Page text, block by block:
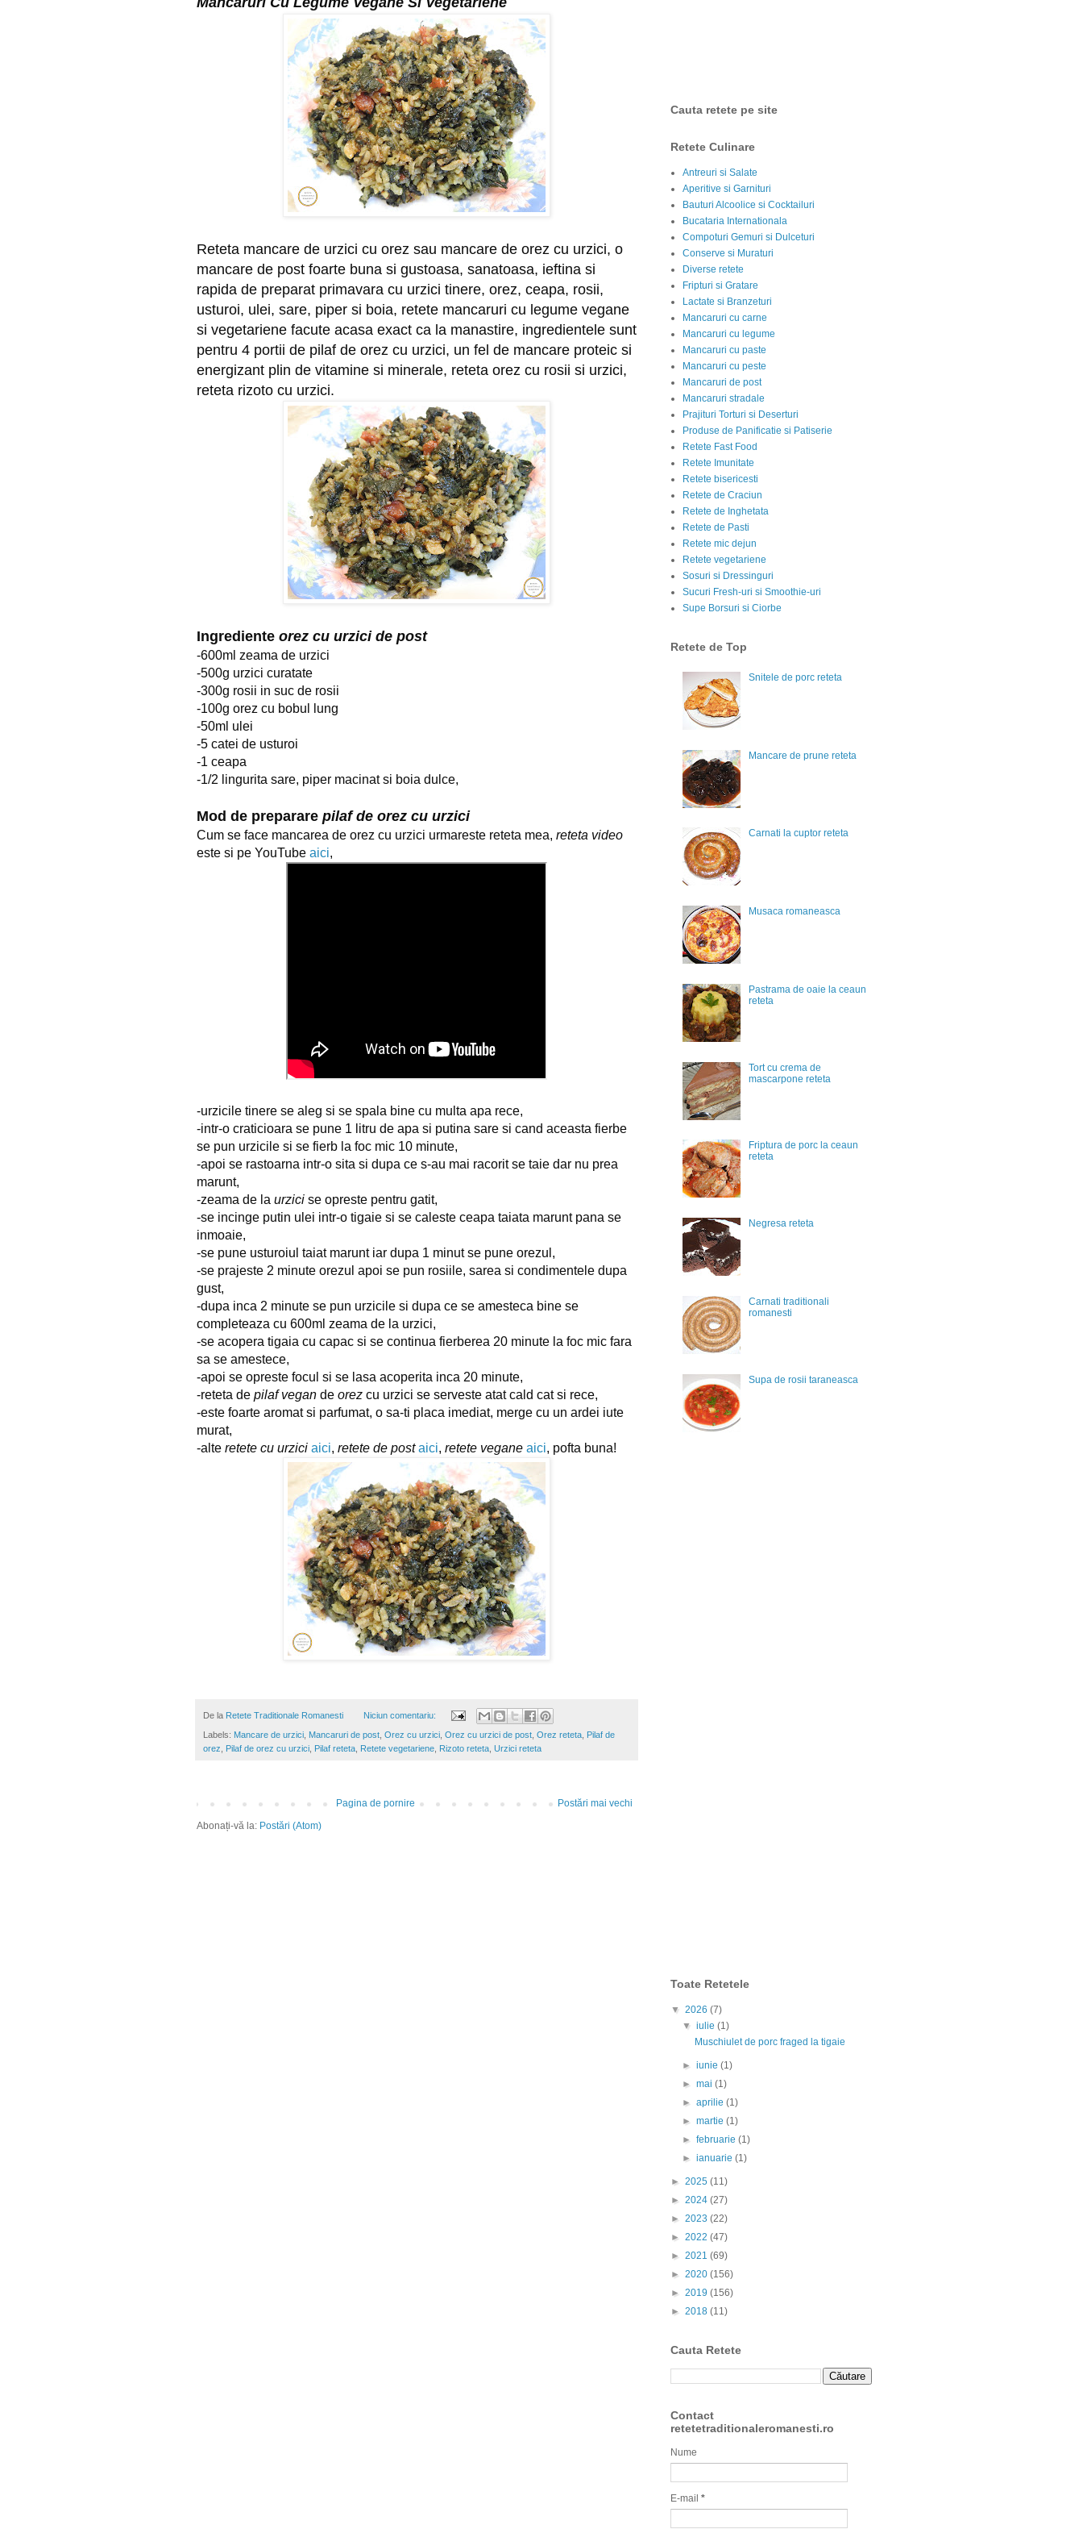
Reteta mancare de urzici cu orez sau mancare de orez cu urzici, o
mancare de post foarte buna si gustoasa, sanatoasa, ieftina si
rapida de preparat primavara cu urzici tinere, orez, ceapa, rosii,
usturoi, ulei, sare, piper si boia, retete mancaruri cu legume vegane
si vegetariene facute acasa exact ca la manastire, ingredientele sunt
pentru 4 portii de pilaf de orez cu urzici, un fel de mancare proteic si
energizant plin de vitamine si minerale, reteta orez cu rosii si urzici,
reteta rizoto cu urzici.
Ingrediente orez cu urzici de post
-600ml zeama de urzici
-500g urzici curatate
-300g rosii in suc de rosii
-100g orez cu bobul lung
-50ml ulei
-5 catei de usturoi
-1 ceapa
-1/2 lingurita sare, piper macinat si boia dulce,
Mod de preparare pilaf de orez cu urzici
Cum se face mancarea de orez cu urzici urmareste reteta mea, reteta video
este si pe YouTube aici,
-urzicile tinere se aleg si se spala bine cu multa apa rece,
-intr-o craticioara se pune 1 litru de apa si putina sare si cand aceasta fierbe
se pun urzicile si se fierb la foc mic 10 minute,
-apoi se rastoarna intr-o sita si dupa ce s-au mai racorit se taie dar nu prea
marunt,
-zeama de la urzici se opreste pentru gatit,
-se incinge putin ulei intr-o tigaie si se caleste ceapa taiata marunt pana se
inmoaie,
-se pune usturoiul taiat marunt iar dupa 1 minut se pune orezul,
-se prajeste 2 minute orezul apoi se pun rosiile, sarea si condimentele dupa
gust,
-dupa inca 2 minute se pun urzicile si dupa ce se amesteca bine se
completeaza cu 600ml zeama de la urzici,
-se acopera tigaia cu capac si se continua fierberea 20 minute la foc mic fara
sa se amestece,
-apoi se opreste focul si se lasa acoperita inca 20 minute,
-reteta de pilaf vegan de orez cu urzici se serveste atat cald cat si rece,
-este foarte aromat si parfumat, o sa-ti placa imediat, merge cu un ardei iute
murat,
-alte retete cu urzici aici, retete de post aici, retete vegane aici, pofta buna!
De la Retete Traditionale Romanesti Niciun comentariu:
Labels: Mancare de urzici Mancaruri de post Orez cu urzici Orez cu urzici de post Orez reteta Pilaf de
orez
Pilaf de orez cu urzici Pilaf reteta Retete vegetariene Rizoto reteta Urzici reteta
Postări mai vechi
Pagina de pornire
Abonați-vă la: Postări (Atom)
Cauta retete pe site
Retete Culinare
Antreuri si Salate
Aperitive si Garnituri
Bauturi Alcoolice si Cocktailuri
Bucataria Internationala
Compoturi Gemuri si Dulceturi
Conserve si Muraturi
Diverse retete
Fripturi si Gratare
Lactate si Branzeturi
Mancaruri cu carne
Mancaruri cu legume
Mancaruri cu paste
Mancaruri cu peste
Mancaruri de post
Mancaruri stradale
Prajituri Torturi si Deserturi
Produse de Panificatie si Patiserie
Retete Fast Food
Retete Imunitate
Retete bisericesti
Retete de Craciun
Retete de Inghetata
Retete de Pasti
Retete mic dejun
Retete vegetariene
Sosuri si Dressinguri
Sucuri Fresh-uri si Smoothie-uri
Supe Borsuri si Ciorbe
Retete de Top
Snitele de porc reteta
Mancare de prune reteta
Carnati la cuptor reteta
Musaca romaneasca
Pastrama de oaie la ceaun
reteta
Tort cu crema de
mascarpone reteta
Friptura de porc la ceaun
reteta
Negresa reteta
Carnati traditionali
romanesti
Supa de rosii taraneasca
Toate Retetele
▼ 2026 (7)
▼iulie(1)
Muschiulet de porc fraged la tigaie
►iunie(1)
►mai(1)
►aprilie(1)
►martie(1)
►februarie(1)
►ianuarie(1)
► 2025 (11)
► 2024 (27)
► 2023 (22)
► 2022 (47)
► 2021 (69)
► 2020 (156)
► 2019 (156)
► 2018 (11)
Cauta Retete
Contact
retetetraditionaleromanesti.ro
Nume
E-mail *